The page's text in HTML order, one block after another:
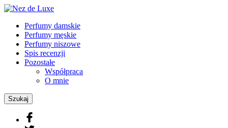
Perfumy damskie
Perfumy męskie
Perfumy niszowe
Spis recenzji
Pozostałe
Współpraca
O mnie
Szukaj